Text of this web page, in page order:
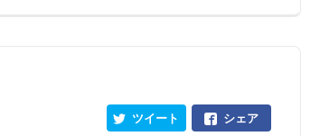
シェア
ツイート